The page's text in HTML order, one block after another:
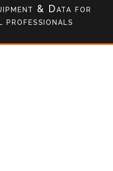
& Datafor
professionals